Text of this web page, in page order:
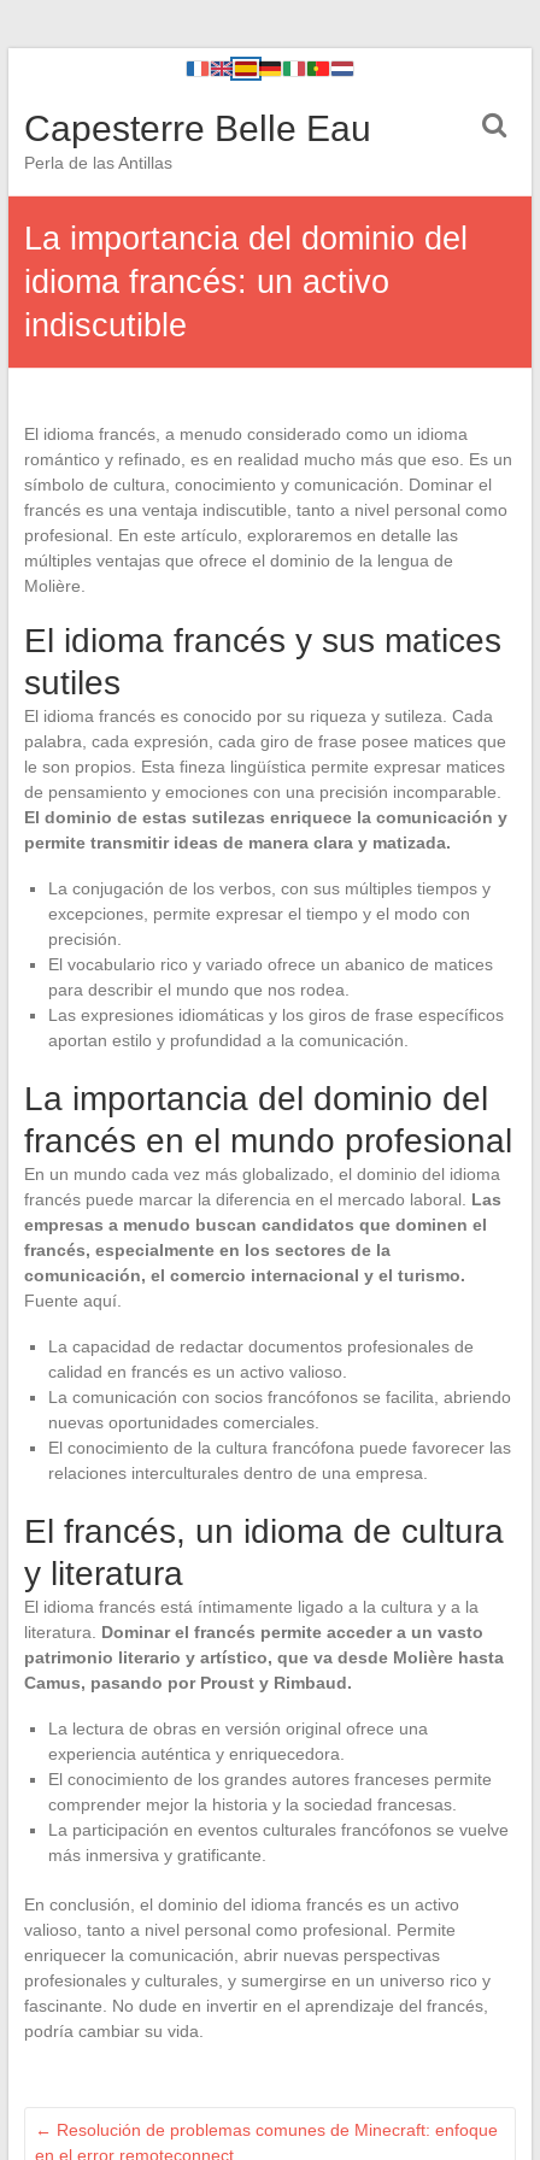
Capesterre Belle Eau
Perla de las Antillas
La importancia del dominio del
idioma francés: un activo
indiscutible
El idioma francés, a menudo considerado como un idioma
romántico y refinado, es en realidad mucho más que eso. Es un
símbolo de cultura, conocimiento y comunicación. Dominar el
francés es una ventaja indiscutible, tanto a nivel personal como
profesional. En este artículo, exploraremos en detalle las
múltiples ventajas que ofrece el dominio de la lengua de
Molière.
El idioma francés y sus matices
sutiles
El idioma francés es conocido por su riqueza y sutileza. Cada
palabra, cada expresión, cada giro de frase posee matices que
le son propios. Esta fineza lingüística permite expresar matices
de pensamiento y emociones con una precisión incomparable.
El dominio de estas sutilezas enriquece la comunicación y
permite transmitir ideas de manera clara y matizada.
La conjugación de los verbos, con sus múltiples tiempos y
excepciones, permite expresar el tiempo y el modo con
precisión.
El vocabulario rico y variado ofrece un abanico de matices
para describir el mundo que nos rodea.
Las expresiones idiomáticas y los giros de frase específicos
aportan estilo y profundidad a la comunicación.
La importancia del dominio del
francés en el mundo profesional
En un mundo cada vez más globalizado, el dominio del idioma
francés puede marcar la diferencia en el mercado laboral. Las
empresas a menudo buscan candidatos que dominen el
francés, especialmente en los sectores de la
comunicación, el comercio internacional y el turismo.
Fuente aquí.
La capacidad de redactar documentos profesionales de
calidad en francés es un activo valioso.
La comunicación con socios francófonos se facilita, abriendo
nuevas oportunidades comerciales.
El conocimiento de la cultura francófona puede favorecer las
relaciones interculturales dentro de una empresa.
El francés, un idioma de cultura
y literatura
El idioma francés está íntimamente ligado a la cultura y a la
literatura. Dominar el francés permite acceder a un vasto
patrimonio literario y artístico, que va desde Molière hasta
Camus, pasando por Proust y Rimbaud.
La lectura de obras en versión original ofrece una
experiencia auténtica y enriquecedora.
El conocimiento de los grandes autores franceses permite
comprender mejor la historia y la sociedad francesas.
La participación en eventos culturales francófonos se vuelve
más inmersiva y gratificante.
En conclusión, el dominio del idioma francés es un activo
valioso, tanto a nivel personal como profesional. Permite
enriquecer la comunicación, abrir nuevas perspectivas
profesionales y culturales, y sumergirse en un universo rico y
fascinante. No dude en invertir en el aprendizaje del francés,
podría cambiar su vida.
← Resolución de problemas comunes de Minecraft: enfoque
en el error remoteconnect